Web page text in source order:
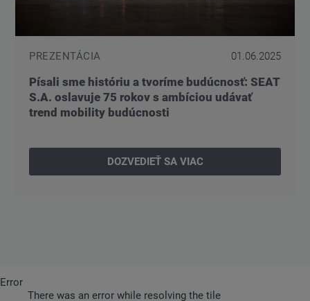
PREZENTÁCIA 01.06.2025
Písali sme históriu a tvoríme budúcnosť: SEAT
S.A. oslavuje 75 rokov s ambíciou udávať
trend mobility budúcnosti
DOZVEDIEŤ SA VIAC
Error
There was an error while resolving the tile